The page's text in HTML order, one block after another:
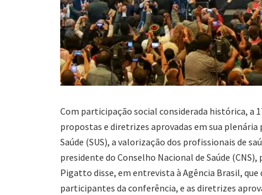
Com participação social considerada histórica, a
propostas e diretrizes aprovadas em sua
Saúde (SUS), a valorização dos profissionais de
presidente do Conselho Nacional de Saúde
Pigatto disse, em entrevista à Agência Brasil,
participantes da conferência, e as diretrizes